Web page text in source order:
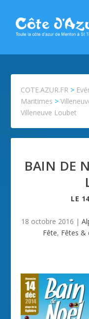
COTE.AZUR.FR >
Maritimes >
Villeneuve Loubet
BAIN DE
LE
18 octobre 2016 |
Fête, Fêtes &